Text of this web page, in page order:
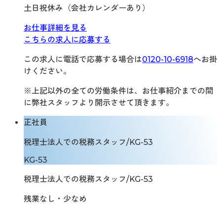
土日祝休み（会社カレンダーあり）
お仕事詳細を見る
こちらの求人に応募する
この求人に電話で応募する場合は0120-10-6918へお掛
けください。
※上記以外の全ての労働条件は、お仕事紹介までの間
に弊社スタッフより開示させて頂きます。
正社員
税理士法人での税務スタッフ/KG-53
KG-53
税理士法人での税務スタッフ/KG-53
残業なし・少なめ